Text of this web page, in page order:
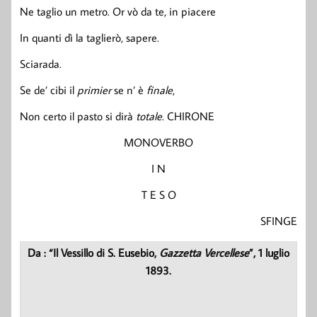
Ne taglio un metro. Or vò da te, in piacere
In quanti dì la taglierò, sapere.
Sciarada.
Se de’ cibi il primierse n’ è finale,
Non certo il pasto si dirà totale. CHIRONE
MONOVERBO
I N
T E S O
SFINGE
Da : “Il Vessillo di S. Eusebio, Gazzetta Vercellese”, 1 luglio
1893.